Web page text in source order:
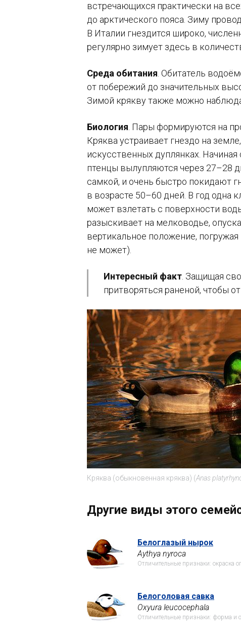
встречающихся практически на
до арктического пояса. Зиму
В Италии гнездится широко,
регулярно зимует здесь в
Среда обитания . Обитатель
от побережий до значительных
Зимой крякву также можно
Биология . Пары формируются на
Кряква устраивает гнездо на
искусственных дуплянках.
птенцы вылупляются через 27–28
самкой, и очень быстро покидают
в возрасте 50–60 дней. В год одна
может взлетать с поверхности
разыскивает на мелководье,
вертикальное положение,
не может).
Интересный факт . Защищая
притворяться раненой, чтобы
Кряква (обыкновенная кряква) (Anas
Другие виды этого
Белоглазый нырок
Aythya nyroca
Отличительные признаки: окраска
Белоголовая савка
Oxyura leucocephala
Отличительные признаки: форма и